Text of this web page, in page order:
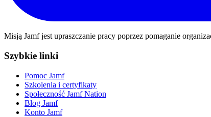
Misją Jamf jest upraszczanie pracy poprzez pomaganie
Szybkie linki
Pomoc Jamf
Szkolenia i certyfikaty
Społeczność Jamf Nation
Blog Jamf
Konto Jamf